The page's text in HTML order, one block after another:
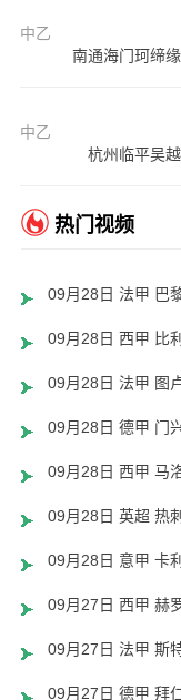
中乙
南通海门珂缔缘
中乙
杭州临平吴越
热门视频
09月28日 法甲 巴
09月28日 西甲 比
09月28日 法甲 图
09月28日 德甲 门
09月28日 西甲 马
09月28日 英超 热
09月28日 意甲 卡
09月27日 西甲 赫
09月27日 法甲 斯
09月27日 德甲 拜